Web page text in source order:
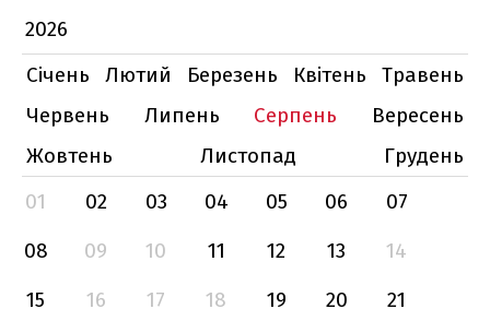
2026
Січень
Лютий Березень Квітень
Травень
Червень
Липень Серпень
Вересень
Жовтень
Листопад
Грудень
01
02 03 04 05 06
07
08
09 10 11 12 13
14
15
16 17 18 19 20
21